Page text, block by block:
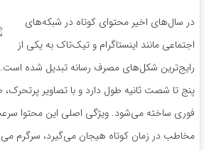
در سال‌های اخیر محتوای کوتاه در شبکه‌های
اجتماعی مانند اینستاگرام و تیک‌تاک به یکی از
رایج‌ترین شکل‌های مصرف رسانه تبدیل شده است.
پنج تا شصت ثانیه طول دارد و با تصاویر
فوری ساخته می‌شود. ویژگی اصلی این محتوا سرعت
مخاطب در زمان کوتاه هیجان می‌گیرد، سرگرم